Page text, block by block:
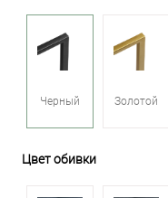
Черный Золотой
Цвет обивки